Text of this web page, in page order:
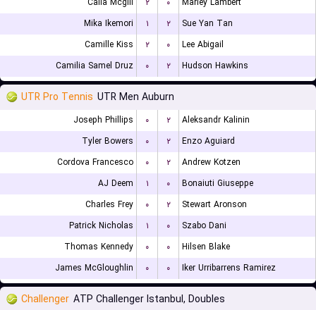
Mika Ikemori
۱ ۲
Sue Yan Tan
Camille Kiss
۲ ۰
Lee Abigail
Camilia Samel Druz
۰ ۲ Hudson Hawkins
UTR Pro Tennis UTR Men Auburn
Joseph Phillips ۰ ۲
Aleksandr Kalinin
Tyler Bowers
۰ ۲
Enzo Aguiard
Cordova Francesco
۰ ۲
Andrew Kotzen
AJ Deem
۱ ۰
Bonaiuti Giuseppe
Charles Frey
۰ ۲
Stewart Aronson
Patrick Nicholas
۱ ۰
Szabo Dani
Thomas Kennedy
۰ ۰
Hilsen Blake
James McGloughlin
۰ ۰ Iker Urribarrens Ramirez
Challenger ATP Challenger Istanbul, Doubles